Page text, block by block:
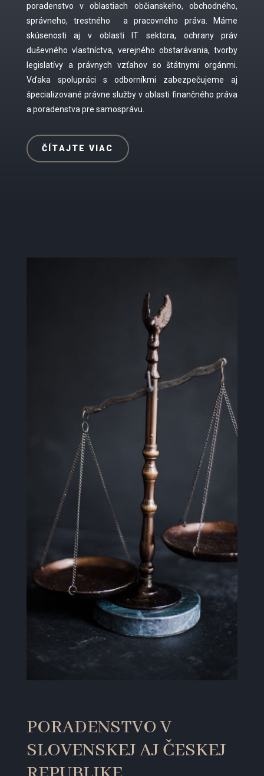
poradenstvo v oblastiach občianskeho, obchodného,
správneho, trestného
a pracovného práva. Máme
skúsenosti aj v oblasti IT sektora, ochrany práv
duševného vlastníctva, verejného obstarávania, tvorby
legislatívy a právnych vzťahov so štátnymi orgánmi.
Vďaka spolupráci s odborníkmi zabezpečujeme aj
špecializované právne služby v oblasti finančného práva
a poradenstva pre samosprávu.
ČÍTAJTE VIAC
PORADENSTVO V
SLOVENSKEJ AJ ČESKEJ